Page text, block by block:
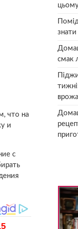
что на
и
с
знати
смак